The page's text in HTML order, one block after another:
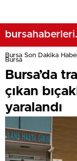
Bursa Son Dakika
Bursa
Bursa’da
çıkan
yaralandı